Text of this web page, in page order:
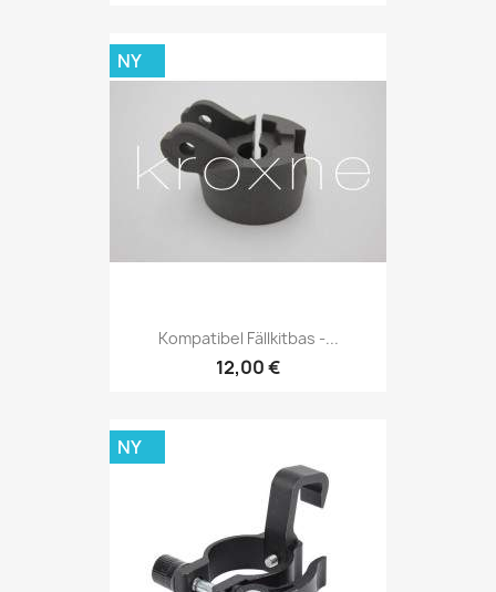
Kompatibel Fällkitbas -...
12,00 €
NY
NY